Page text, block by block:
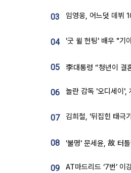
03
04
05
06
07
08
09